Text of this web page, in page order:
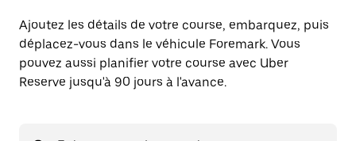
Ajoutez les détails de votre course, embarquez, puis
déplacez-vous dans le véhicule Foremark. Vous
pouvez aussi planifier votre course avec Uber
Reserve jusqu'à 90 jours à l'avance.